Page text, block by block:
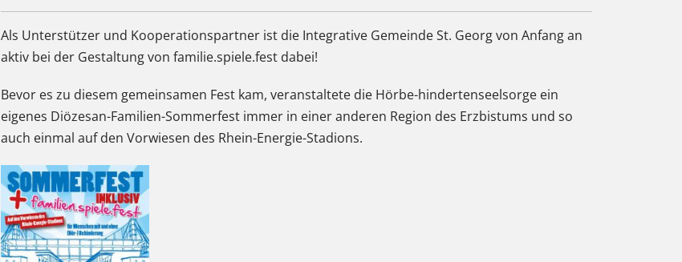
Als Unterstützer und Kooperationspartner ist die Integrative Gemeinde St. Georg von Anfang an
aktiv bei der Gestaltung von familie.spiele.fest dabei!
Bevor es zu diesem gemeinsamen Fest kam, veranstaltete die Hörbe-hindertenseelsorge ein
eigenes Diözesan-Familien-Sommerfest immer in einer anderen Region des Erzbistums und so
auch einmal auf den Vorwiesen des Rhein-Energie-Stadions.